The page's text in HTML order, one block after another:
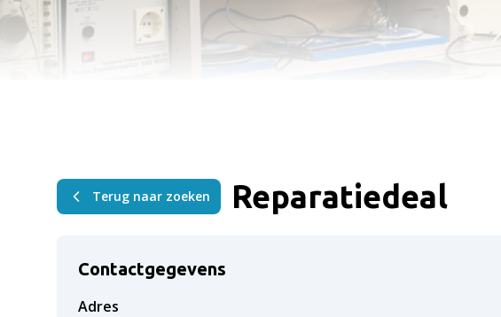
Terug naar zoeken Reparatiedeal
Contactgegevens
Adres